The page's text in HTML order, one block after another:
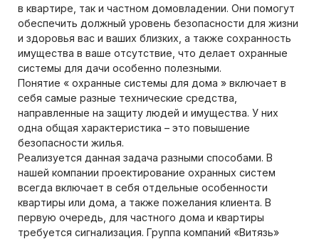
в квартире, так и частном домовладении. Они помогут
обеспечить должный уровень безопасности для жизни
и здоровья вас и ваших близких, а также сохранность
имущества в ваше отсутствие, что делает охранные
системы для дачи особенно полезными.
Понятие « охранные системы для дома » включает в
себя самые разные технические средства,
направленные на защиту людей и имущества. У них
одна общая характеристика – это повышение
безопасности жилья.
Реализуется данная задача разными способами. В
нашей компании проектирование охранных систем
всегда включает в себя отдельные особенности
квартиры или дома, а также пожелания клиента. В
первую очередь, для частного дома и квартиры
требуется сигнализация. Группа компаний «Витязь»